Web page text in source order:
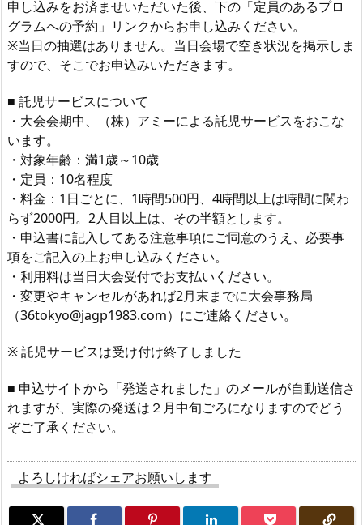
申し込みをお済ませいただいた後、下の「定員のあるプロ
グラムへの予約」リンクからお申し込みください。
※当日の抽選はありません。当日会場で空き状況を掲示しま
すので、そこでお申込みいただきます。
■ 託児サービスについて
・大会会期中、（株）アミーによる託児サービスをおこな
います。
・対象年齢：満1歳～10歳
・定員：10名程度
・料金：1日ごとに、1時間500円、4時間以上は時間に関わ
らず2000円。2人目以上は、その半額とします。
・申込書に記入してある注意事項にご同意のうえ、必要事
項をご記入の上お申し込みください。
・利用料は当日大会受付でお支払いください。
・変更やキャンセルがあれば2月末までに大会事務局
（36tokyo@jagp1983.com）にご連絡ください。
※ 託児サービスは受け付け終了しました
■ 申込サイトから「発送されました」のメールが自動送信さ
れますが、実際の発送は２月中旬ごろになりますのでどう
ぞご了承ください。
よろしければシェアお願いします